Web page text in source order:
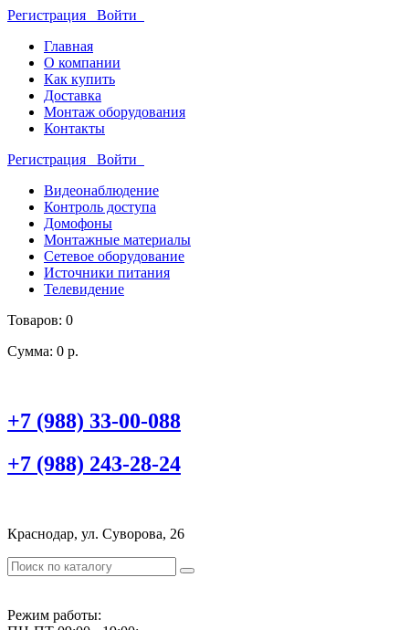
Регистрация Войти
Главная
О компании
Как купить
Доставка
Монтаж оборудования
Контакты
Регистрация Войти
Видеонаблюдение
Контроль доступа
Домофоны
Монтажные материалы
Сетевое оборудование
Источники питания
Телевидение
Товаров: 0
Сумма: 0 р.
+7 (988) 33-00-088
+7 (988) 243-28-24
Краснодар, ул. Суворова, 26
Режим работы: